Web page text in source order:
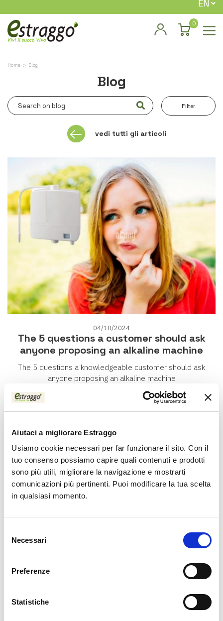
Aiutaci a migliorare Estraggo
Usiamo cookie necessari per far funzionare il sito. Con il
tuo consenso possiamo capire quali contenuti e prodotti
sono più utili, migliorare la navigazione e mostrarti
comunicazioni più pertinenti. Puoi modificare la tua scelta
in qualsiasi momento.
delNecessari
Preferenze
Statistiche
EN
0
Home Blog
Blog
The 5 questions a customer should ask
anyone proposing an alkaline machine
04/10/2024
The 5 questions a knowledgeable customer should ask
anyone proposing an alkaline machine
Blenders, centrifugal juicers and cold
Blenders, centrifuges, juicers and juice extractors from
vedi tutti gli articoli
Filter